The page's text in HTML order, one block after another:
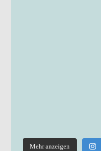
Mehr anzeigen